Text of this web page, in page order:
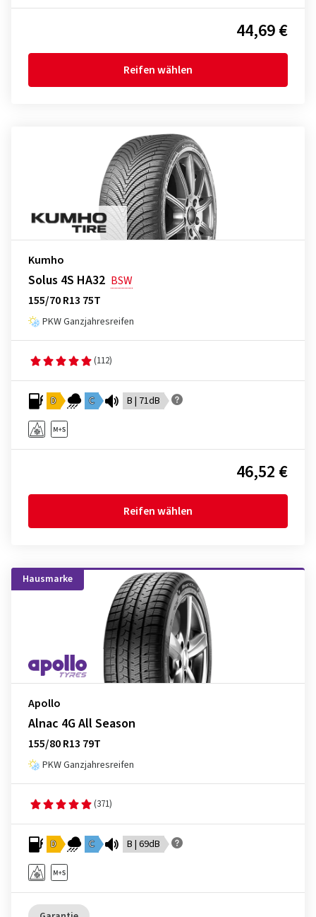
44,69 €
Reifen wählen
Kumho
Solus 4S HA32 BSW
155/70 R13 75T
PKW Ganzjahresreifen
(112)
D C B | 71dB
46,52 €
Reifen wählen
Hausmarke
Apollo
Alnac 4G All Season
155/80 R13 79T
PKW Ganzjahresreifen
(371)
D C B | 69dB